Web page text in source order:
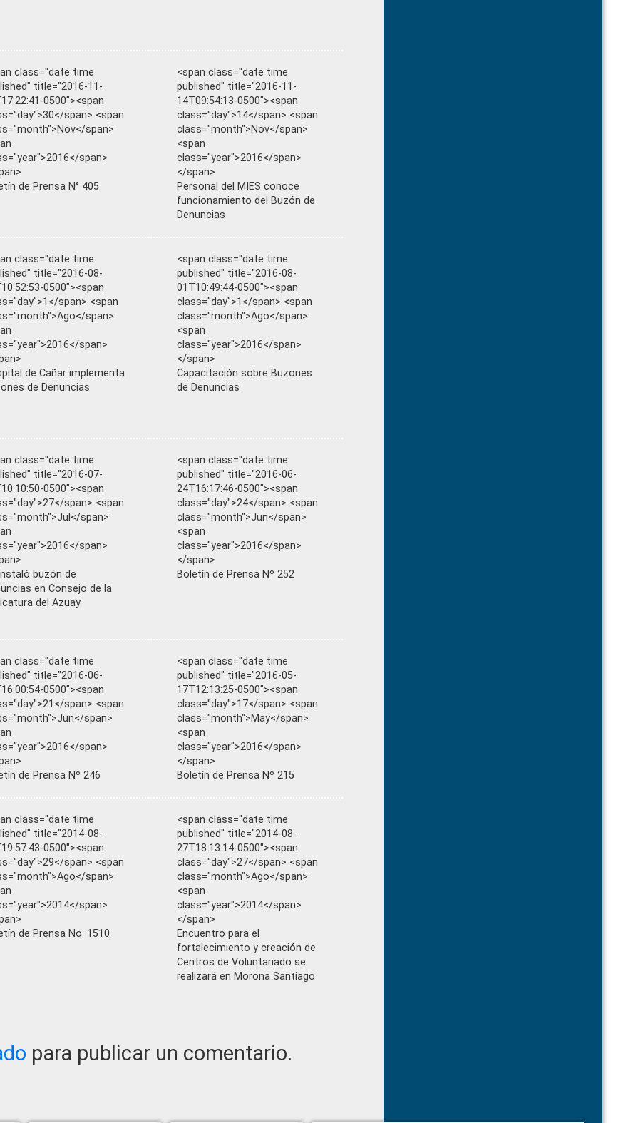
class="date time
title="2016-11-
0500"><span
span> <span
span>
span>
de Prensa N° 405
<span class="date time
published" title="2016-11-
14T09:54:13-0500"><span
class="day">14</span> <span
class="month">Nov</span>
<span
class="year">2016</span>
</span>
Personal del MIES conoce
funcionamiento del Buzón de
Denuncias
class="date time
title="2016-08-
0500"><span
span> <span
span>
span>
de Cañar implementa
de Denuncias
<span class="date time
published" title="2016-08-
01T10:49:44-0500"><span
class="day">1</span> <span
class="month">Ago</span>
<span
class="year">2016</span>
</span>
Capacitación sobre Buzones
de Denuncias
class="date time
title="2016-07-
0500"><span
span> <span
span>
span>
buzón de
en Consejo de la
del Azuay
<span class="date time
published" title="2016-06-
24T16:17:46-0500"><span
class="day">24</span> <span
class="month">Jun</span>
<span
class="year">2016</span>
</span>
Boletín de Prensa Nº 252
class="date time
title="2016-06-
0500"><span
span> <span
span>
span>
de Prensa Nº 246
<span class="date time
published" title="2016-05-
17T12:13:25-0500"><span
class="day">17</span> <span
class="month">May</span>
<span
class="year">2016</span>
</span>
Boletín de Prensa Nº 215
class="date time
title="2014-08-
0500"><span
span> <span
span>
span>
de Prensa No. 1510
<span class="date time
published" title="2014-08-
27T18:13:14-0500"><span
class="day">27</span> <span
class="month">Ago</span>
<span
class="year">2014</span>
</span>
Encuentro para el
fortalecimiento y creación de
Centros de Voluntariado se
realizará en Morona Santiago
para publicar un comentario.